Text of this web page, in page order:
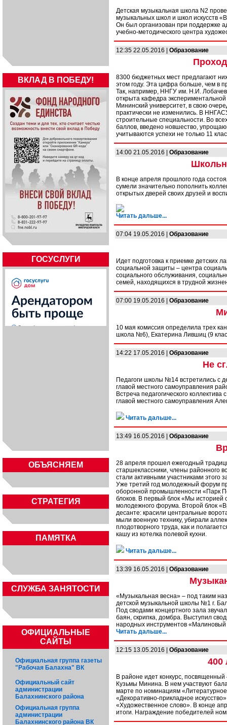
ВКЛАД В ПОБЕДУ!
ГОСУСЛУГИ
ОБЪЯСНЯЕМ
СТРАТЕГИЯ
ПАМЯТКА
CЛУЖБА ЗАНЯТОСТИ
ОФИЦИАЛЬНЫЕ
САЙТЫ
Официальная группа газеты
"Рабочая Балахна" ВК
Официальный сайт
администрации
Балахнинского района
Официальная группа
администрации
Балахнинского района ВК
Детская музыкальная школа N2
музыкальных школ и школ искусств
Он был организован при поддержке
учебно-методического центра
12:35 22.05.2016 | Образование
8300 бюджетных мест предлагают
этом году. Эта цифра больше, чем в
Так, например, ННГУ им. Н.И.
открыта кафедра
Мининский университет, в свою
практически не изменились. В
строительные специальности. Во
баллов, введено новшество,
учитываются успехи не только 11
14:00 21.05.2016 | Образование
В конце апреля прошлого года
сумели значительно пополнить
открытых дверей своих друзей и
Читать дальше...
07:04 19.05.2016 | Образование
Идет подготовка к приемке детских
социальной защиты – центра
социального обслуживания,
семей, находящихся в трудной
07:00 19.05.2016 | Образование
10 мая комиссия определила трех
школа №6), Екатерина Лившиц (9
14:22 17.05.2016 | Образование
Не
Педагоги школы №14 встретились с
главой местного самоуправления
Встреча педагогического
главой местного самоуправления
Читать дальше...
13:49 16.05.2016 | Образование
28 апреля прошел ежегодный
старшеклассники, члены районного
стали активными участниками этого
Уже третий год молодежный форум
оборонной промышленности «Парк
блоков. В первый блок «Мы историей
молодежного форума. Второй блок
десанте: красили центральные
мыли военную технику, убирали
плодотворного труда, как и
кашу из котелка полевой кухни.
Читать дальше...
13:39 16.05.2016 | Образование
«Музыкальная весна» – под таким
детской музыкальной школы №1 г.
Под сводами концертного зала
баян, скрипка, домбра. Выступил
народных инструментов «Малиновый
Читать дальше...
12:15 13.05.2016 | Образование
400
В районе идет конкурс,
Кузьмы Минина. В нем участвуют
марте по номинациям
«Декоративно-прикладное
«Художественное слово». В конце
итоги. Награждение победителей